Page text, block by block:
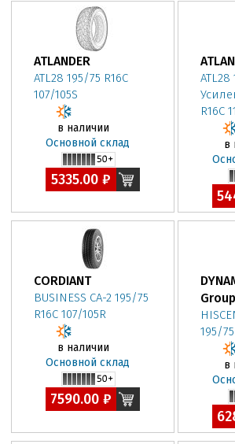
ATLANDER
ATL28 195/75 R16C
107/105S
в наличии
Основной склад
5335.00 ₽
ATL28
R16C
в
CORDIANT
BUSINESS CA-2 195/75
R16C 107/105R
в наличии
Основной склад
7590.00 ₽
195/75
в